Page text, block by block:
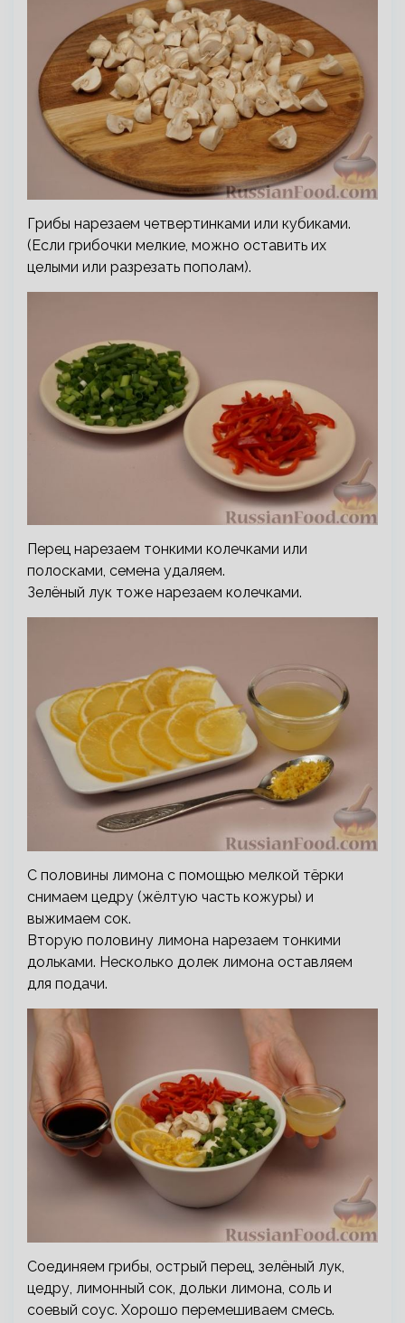
Грибы нарезаем четвертинками или кубиками.
(Если грибочки мелкие, можно оставить их
целыми или разрезать пополам).
Перец нарезаем тонкими колечками или
полосками, семена удаляем.
Зелёный лук тоже нарезаем колечками.
С половины лимона с помощью мелкой тёрки
снимаем цедру (жёлтую часть кожуры) и
выжимаем сок.
Вторую половину лимона нарезаем тонкими
дольками. Несколько долек лимона оставляем
для подачи.
Соединяем грибы, острый перец, зелёный лук,
цедру, лимонный сок, дольки лимона, соль и
соевый соус. Хорошо перемешиваем смесь.